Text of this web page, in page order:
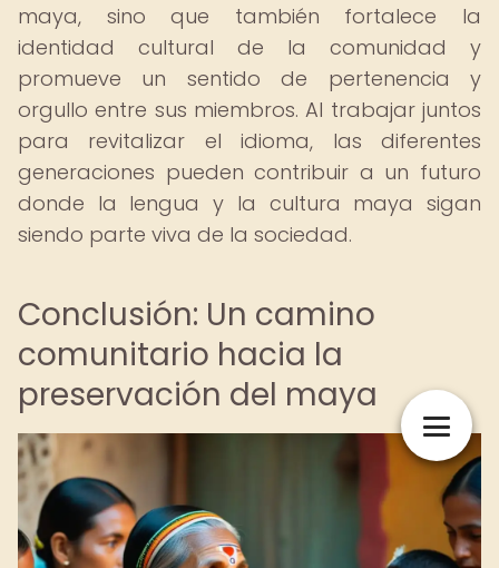
maya, sino que también fortalece la
identidad cultural de la comunidad y
promueve un sentido de pertenencia y
orgullo entre sus miembros. Al trabajar juntos
para revitalizar el idioma, las diferentes
generaciones pueden contribuir a un futuro
donde la lengua y la cultura maya sigan
siendo parte viva de la sociedad.
Conclusión: Un camino
comunitario hacia la
preservación del maya